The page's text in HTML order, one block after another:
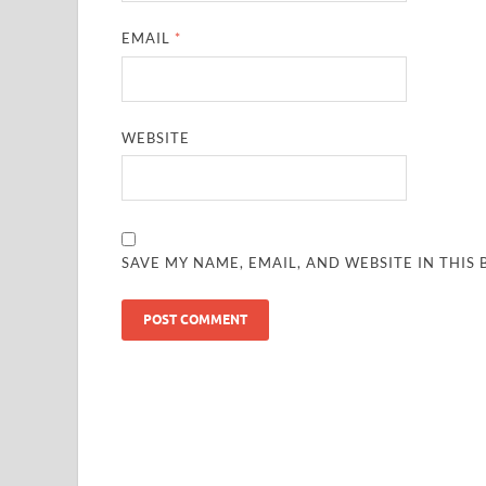
India AI Impact Summit 2026: एमआईबी का पवेलियन
सीएम धामी हरिद्वार में एक्शन मोड में – चौपाल में सुनी
UP Budget 2026: आवास एवं शहरी नियोजन के लिए
EMAIL *
WEBSITE
SAVE MY NAME, EMAIL, AND WEBSITE IN THIS